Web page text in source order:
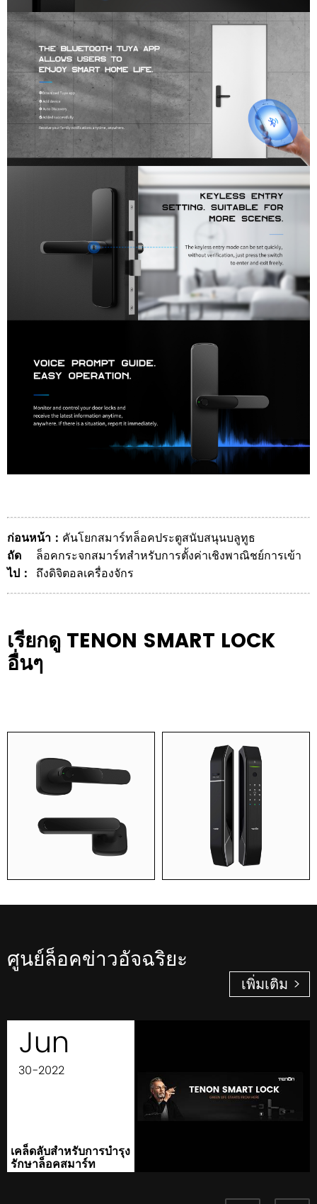
ก่อนหน้า： คันโยกสมาร์ทล็อคประตูสนับสนุนบลูทูธ
ถัด
ไป：
ล็อคกระจกสมาร์ทสำหรับการตั้งค่าเชิงพาณิชย์การเข้า
ถึงดิจิตอลเครื่องจักร
เรียกดู TENON SMART LOCK
อื่นๆ
ศูนย์ล็อคข่าวอัจฉริยะ
เพิ่มเติม >
Jun
30-2022
เคล็ดลับสำหรับการบำรุง
รักษาล็อคสมาร์ท